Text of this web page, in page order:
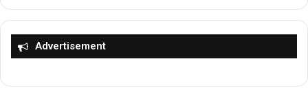
i
a
2
Advertisement